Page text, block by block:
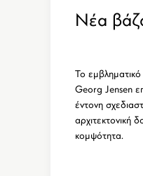
Νέα
Το
Georg Jensen
έντονη
αρχιτεκτονική
κομψότητα.